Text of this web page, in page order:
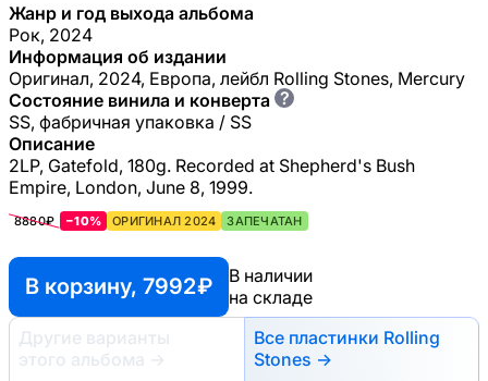
Жанр и год выхода альбома
Рок, 2024
Информация об издании
Оригинал, 2024, Европа, лейбл Rolling Stones, Mercury
Состояние винила и конверта ?
SS, фабричная упаковка / SS
Описание
2LP, Gatefold, 180g. Recorded at Shepherd's Bush
Empire, London, June 8, 1999.
8880₽ −10% ОРИГИНАЛ 2024 ЗАПЕЧАТАН
В корзину, 7992 ₽
В наличии
на складе
Другие варианты
этого альбома
→
Все пластинки Rolling
Stones →